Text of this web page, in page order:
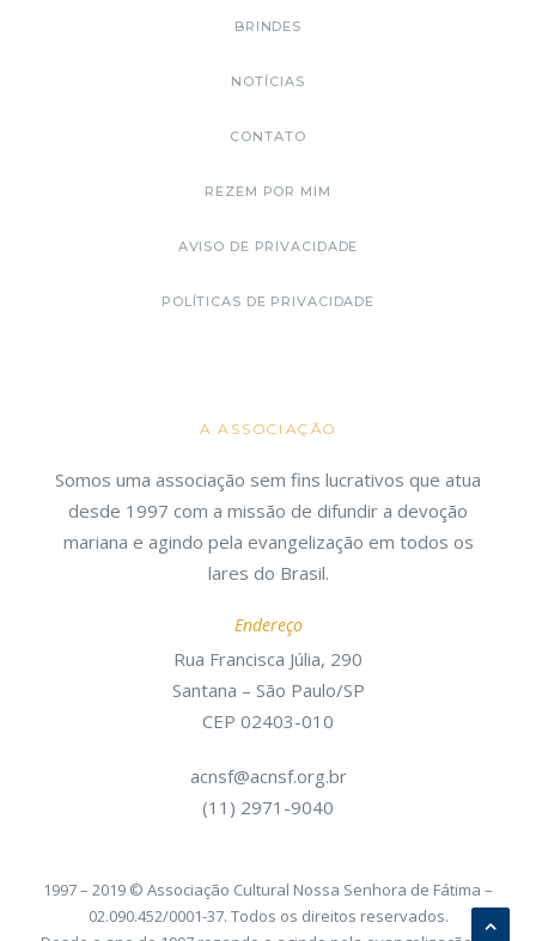
BRINDES
NOTÍCIAS
CONTATO
REZEM POR MIM
AVISO DE PRIVACIDADE
POLÍTICAS DE PRIVACIDADE
A ASSOCIAÇÃO
Somos uma associação sem fins lucrativos que atua
desde 1997 com a missão de difundir a devoção
mariana e agindo pela evangelização em todos os
lares do Brasil.
Endereço
Rua Francisca Júlia, 290
Santana – São Paulo/SP
CEP 02403-010
acnsf@acnsf.org.br
(11) 2971-9040
1997 – 2019 © Associação Cultural Nossa Senhora de Fátima –
02.090.452/0001-37. Todos os direitos reservados.